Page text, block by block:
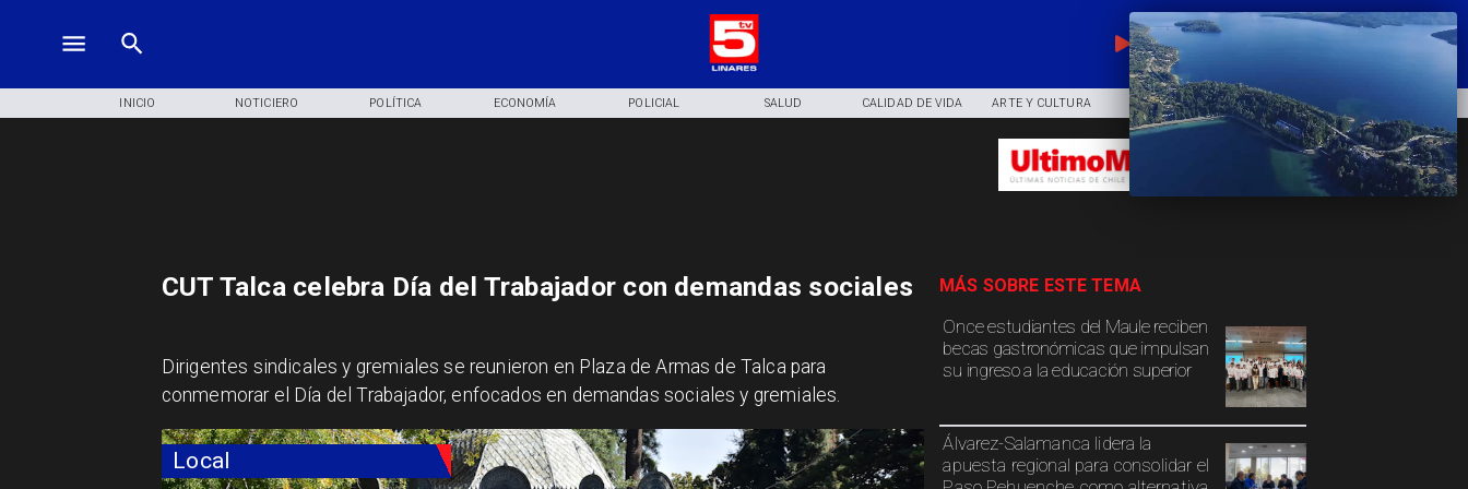
EN VIVO
INICIO NOTICIERO POLÍTICA ECONOMÍA POLICIAL SALUD CALIDAD DE VIDA ARTE Y CULTURA COMUNIDAD DEPORTES
Local
Once estudiantes del Maule reciben
becas gastronómicas que impulsan
su ingreso a la educación superior
Álvarez-Salamanca lidera la
apuesta regional para consolidar el
MÁS SOBRE ESTE TEMA
CUT Talca celebra Día del Trabajador con demandas sociales
Dirigentes sindicales y gremiales se reunieron en Plaza de Armas de Talca para
conmemorar el Día del Trabajador, enfocados en demandas sociales y gremiales.